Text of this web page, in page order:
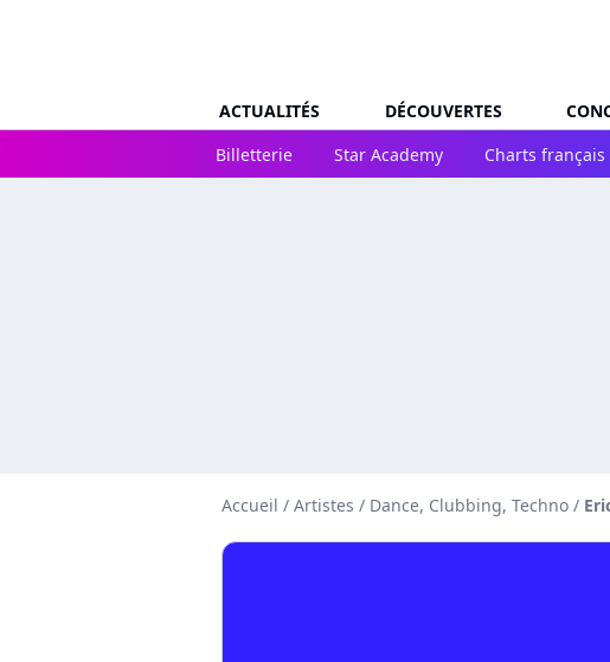
ACTUALITÉS DÉCOUVERTES
Billetterie
Star Academy Charts français
Accueil / Artistes / Dance, Clubbing, Techno /